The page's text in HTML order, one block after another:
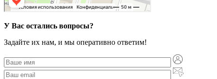
У Вас остались вопросы?
Задайте их нам, и мы оперативно ответим!